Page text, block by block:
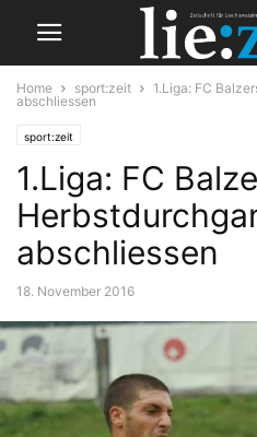
Home sport:zeit
1.Liga: FC
abschliessen
sport:zeit
1.Liga: FC
abschliessen
18. November 2016